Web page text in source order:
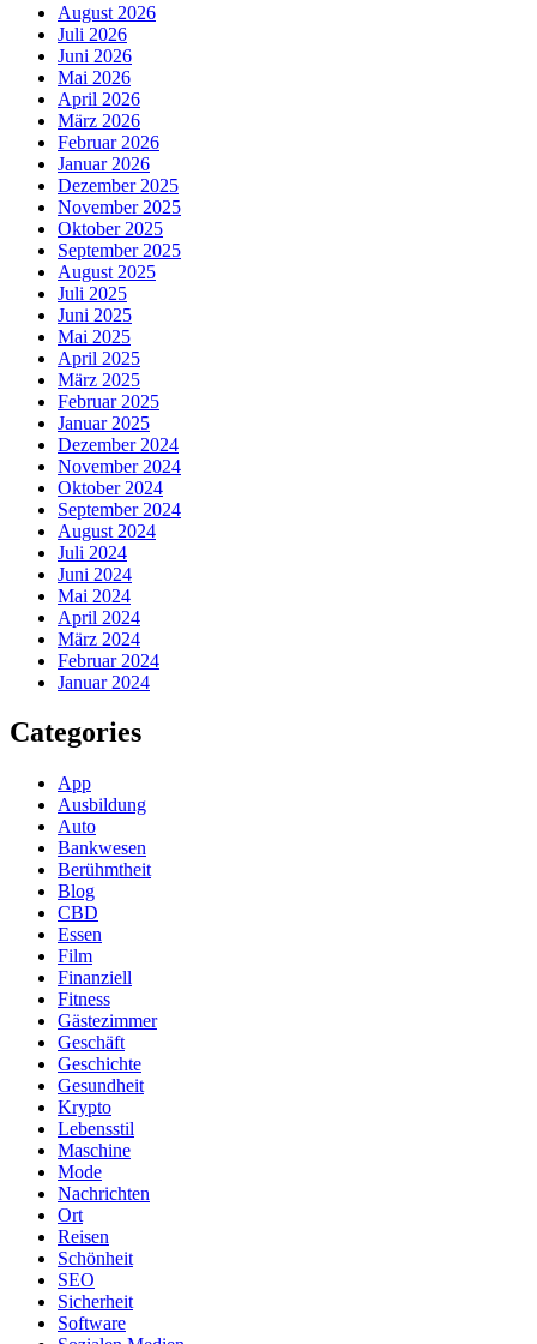
August 2026
Juli 2026
Juni 2026
Mai 2026
April 2026
März 2026
Februar 2026
Januar 2026
Dezember 2025
November 2025
Oktober 2025
September 2025
August 2025
Juli 2025
Juni 2025
Mai 2025
April 2025
März 2025
Februar 2025
Januar 2025
Dezember 2024
November 2024
Oktober 2024
September 2024
August 2024
Juli 2024
Juni 2024
Mai 2024
April 2024
März 2024
Februar 2024
Januar 2024
Categories
App
Ausbildung
Auto
Bankwesen
Berühmtheit
Blog
CBD
Essen
Film
Finanziell
Fitness
Gästezimmer
Geschäft
Geschichte
Gesundheit
Krypto
Lebensstil
Maschine
Mode
Nachrichten
Ort
Reisen
Schönheit
SEO
Sicherheit
Software